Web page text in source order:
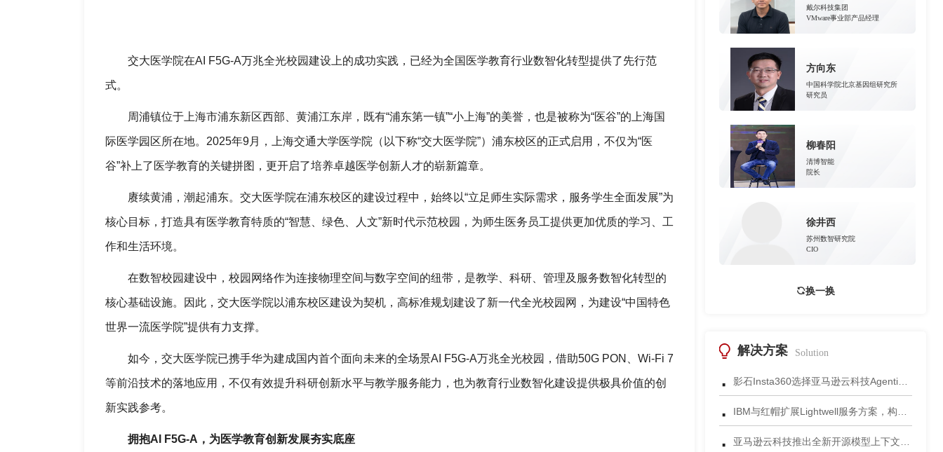
交大医学院在AI F5G-A万兆全光校园建设上的成功实践，已经为全国医学教育行业数智化转型提供了先行范
式。
周浦镇位于上海市浦东新区西部、黄浦江东岸，既有“浦东第一镇”“小上海”的美誉，也是被称为“医谷”的上海国
际医学园区所在地。2025年9月，上海交通大学医学院（以下称“交大医学院”）浦东校区的正式启用，不仅为“医
谷”补上了医学教育的关键拼图，更开启了培养卓越医学创新人才的崭新篇章。
赓续黄浦，潮起浦东。交大医学院在浦东校区的建设过程中，始终以“立足师生实际需求，服务学生全面发展”为
核心目标，打造具有医学教育特质的“智慧、绿色、人文”新时代示范校园，为师生医务员工提供更加优质的学习、工
作和生活环境。
在数智校园建设中，校园网络作为连接物理空间与数字空间的纽带，是教学、科研、管理及服务数智化转型的
核心基础设施。因此，交大医学院以浦东校区建设为契机，高标准规划建设了新一代全光校园网，为建设“中国特色
世界一流医学院”提供有力支撑。
如今，交大医学院已携手华为建成国内首个面向未来的全场景AI F5G-A万兆全光校园，借助50G PON、Wi-Fi 7
等前沿技术的落地应用，不仅有效提升科研创新水平与教学服务能力，也为教育行业数智化建设提供极具价值的创
新实践参考。
拥抱AI F5G-A，为医学教育创新发展夯实底座
戴尔科技集团
VMware事业部产品经理
方向东
中国科学院北京基因组研究所
研究员
柳春阳
清博智能
院长
徐井西
苏州数智研究院
CIO
换一换
解决方案 Solution
· 影石Insta360选择亚马逊云科技Agentic AI 正式发布一站式智能成片应用
·
·